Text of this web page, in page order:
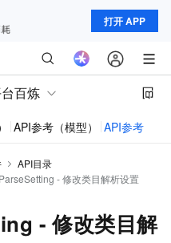
打开 APP
百炼
API参考（模型） API参考（应
API目录
- 修改类目解析设置
- 修改类目解